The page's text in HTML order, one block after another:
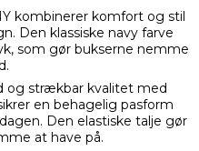
kombinerer komfort og stil
Den klassiske navy farve
som gør bukserne nemme
og strækbar kvalitet med
en behagelig pasform
Den elastiske talje gør
at have på.